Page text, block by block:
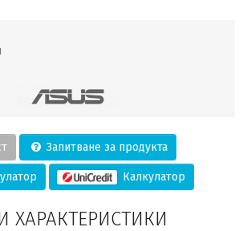
Запитване за продукта
Калкулатор
ХАРАКТЕРИСТИКИ